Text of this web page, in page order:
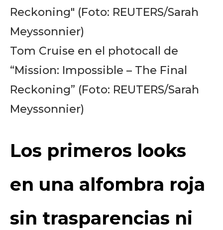
Tom Cruise en el photocall de
“Mission: Impossible – The Final
Reckoning” (Foto: REUTERS/Sarah
Meyssonnier)
Los primeros looks
en una alfombra roja
sin trasparencias ni